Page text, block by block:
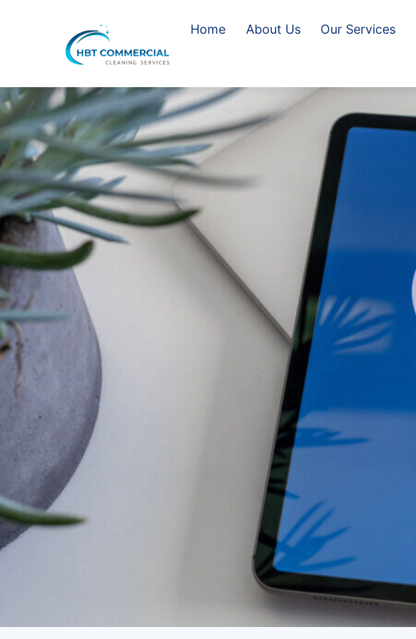
Home About Us Our Services